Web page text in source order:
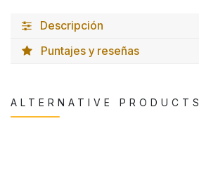
Descripción
Puntajes y reseñas
ALTERNATIVE PRODUCTS